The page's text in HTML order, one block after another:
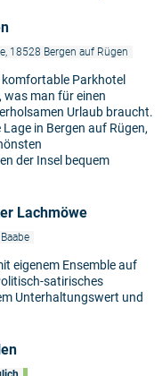
18528 Bergen auf Rügen
Parkhotel
was man für einen
Urlaub braucht.
in Bergen auf Rügen,
der Insel bequem
Lachmöwe
eigenem Ensemble auf
satirisches
Unterhaltungswert und